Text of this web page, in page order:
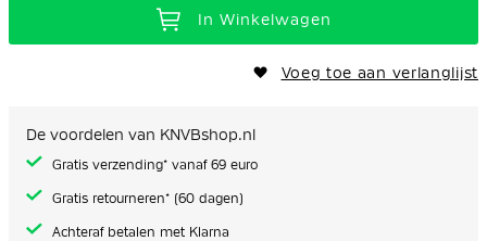
In Winkelwagen
Voeg toe aan verlanglijst
De voordelen van KNVBshop.nl
Gratis verzending* vanaf 69 euro
Gratis retourneren* (60 dagen)
Achteraf betalen met Klarna